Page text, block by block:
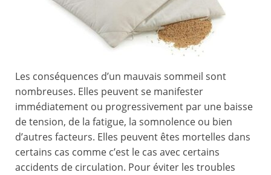
Les conséquences d’un mauvais sommeil sont
nombreuses. Elles peuvent se manifester
immédiatement ou progressivement par une baisse
de tension, de la fatigue, la somnolence ou bien
d’autres facteurs. Elles peuvent êtes mortelles dans
certains cas comme c’est le cas avec certains
accidents de circulation. Pour éviter les troubles